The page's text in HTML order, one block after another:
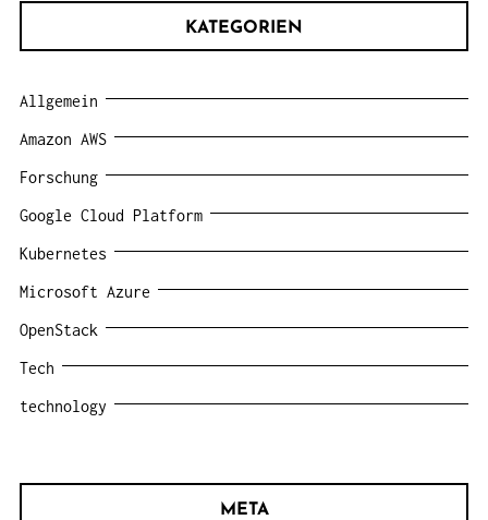
KATEGORIEN
Allgemein
Amazon AWS
Forschung
Google Cloud Platform
Kubernetes
Microsoft Azure
OpenStack
Tech
technology
META